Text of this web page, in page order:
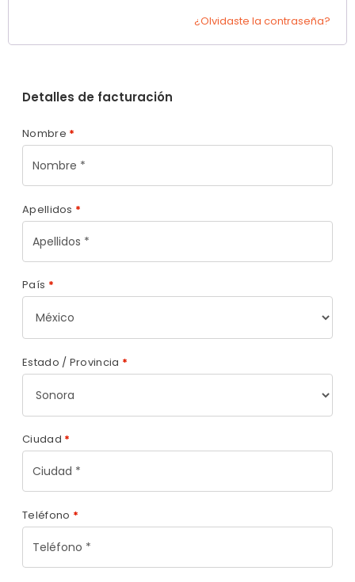
¿Olvidaste la contraseña?
Detalles de facturación
Nombre *
Apellidos *
País *
Estado / Provincia *
Ciudad *
Teléfono *